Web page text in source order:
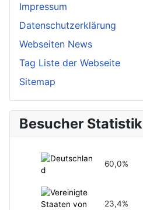
Impressum
Datenschutzerklärung
Webseiten News
Tag Liste der Webseite
Sitemap
Besucher Statistik
60,0%
23,4%